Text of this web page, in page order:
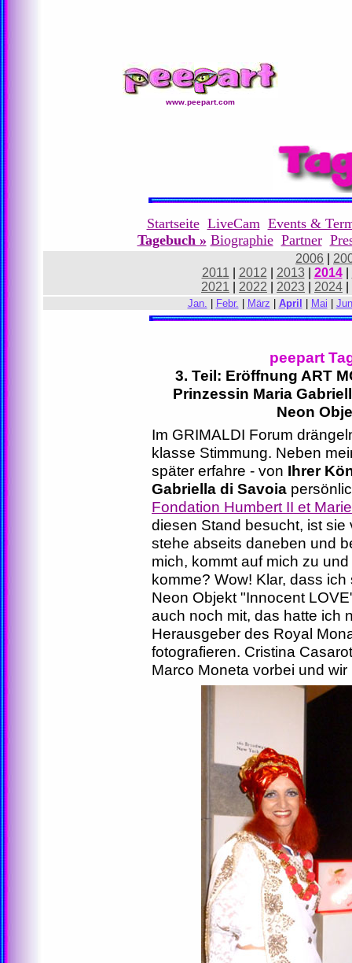
www.peepart.com
Startseite LiveCam Events &
Tagebuch » Biographie Partner
2006
2011
2012 2013 2014|
2021
2022 2023 2024
Jan. Febr. März April Mai
peepart
3. Teil: Eröffnung ART
Prinzessin Maria
Neon
Im GRIMALDI Forum
klasse Stimmung. Neben
später erfahre - von Ihrer
Gabriella di Savoia
Fondation Humbert II et
diesen Stand besucht, ist
stehe abseits daneben und
mich, kommt auf mich zu
komme? Wow! Klar, dass
Neon Objekt "Innocent
auch noch mit, das hatte ich
Herausgeber des Royal
fotografieren. Cristina
Marco Moneta vorbei und